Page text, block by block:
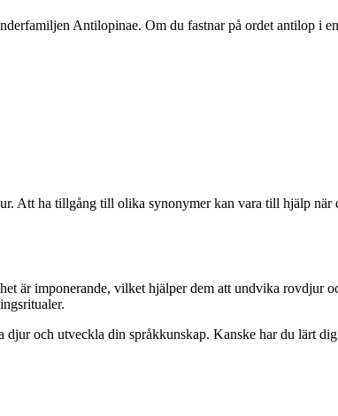
Antilopinae. Om du fastnar på ordet antilop i
Att ha tillgång till olika synonymer kan vara till hjälp
är imponerande, vilket hjälper dem att undvika rovdjur
och utveckla din språkkunskap. Kanske har du lärt